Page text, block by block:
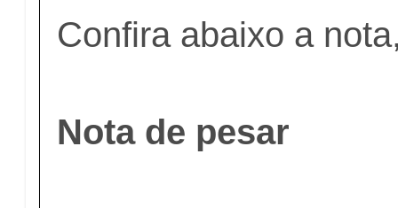
Confira abaixo a
Nota de pesar